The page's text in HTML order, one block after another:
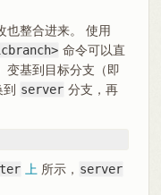
也整合进来。 使用
命令可以直
变基到目标分支（即
server 分支，再
上所示， server